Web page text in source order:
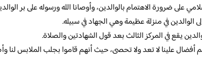
على ضرورة الاهتمام بالوالدين، وأوصانا الله ورسوله على بر
الوالدين في منزلة عظيمة وهي الجهاد في سبيله.
يقع في المركز الثالث بعد قول الشهادتين والصلاة.
أفضال علينا لا تعد ولا تحصى، حيث أنهم قاموا بجلب الملابس لنا